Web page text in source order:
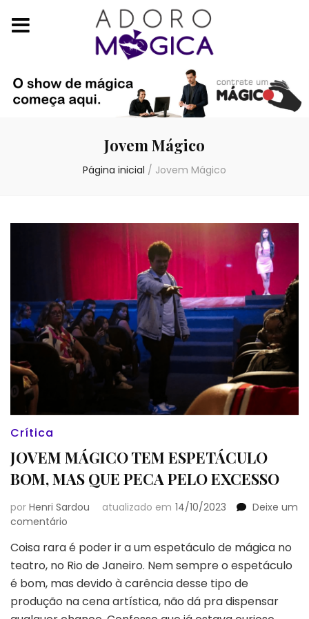
Jovem Mágico
Página inicial / Jovem Mágico
Crítica
JOVEM MÁGICO TEM ESPETÁCULO
BOM, MAS QUE PECA PELO EXCESSO
por Henri Sardou atualizado em 14/10/2023
Deixe um
comentário
MÁGICO
TEM
ESPETÁCULO
MAS
Coisa rara é poder ir a um espetáculo de mágica no
teatro, no Rio de Janeiro. Nem sempre o espetáculo
é bom, mas devido à carência desse tipo de
produção na cena artística, não dá pra dispensar